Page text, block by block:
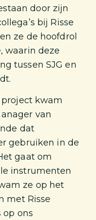
door zijn
bij Risse
ze de hoofdrol
waarin deze
tussen SJG en
kwam
van
dat
gebruiken in de
gaat om
instrumenten
ze op het
met Risse
op ons